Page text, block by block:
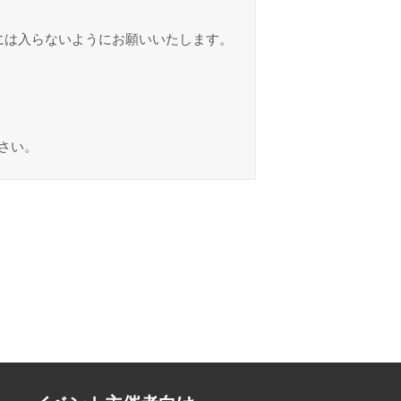
入らないようにお願いいたします。
い。